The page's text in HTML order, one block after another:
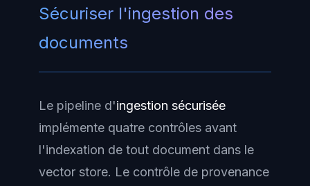
Sécuriser l'ingestion des
documents
Le pipeline d'ingestion sécurisée
implémente quatre contrôles avant
l'indexation de tout document dans le
vector store. Le contrôle de provenance